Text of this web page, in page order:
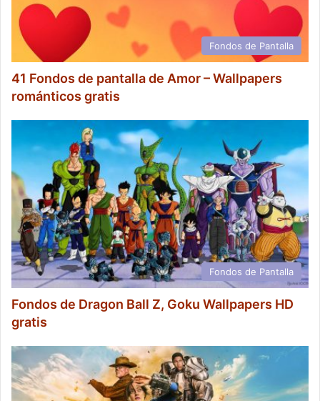
Fondos de Pantalla
41 Fondos de pantalla de Amor – Wallpapers
románticos gratis
Fondos de Pantalla
Fondos de Dragon Ball Z, Goku Wallpapers HD
gratis